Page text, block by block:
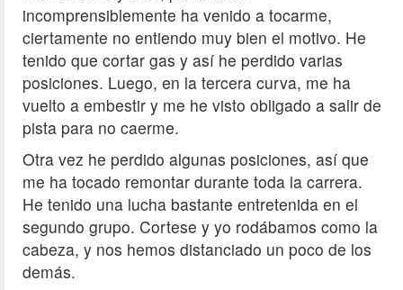
incomprensiblemente ha venido a tocarme,
ciertamente no entiendo muy bien el motivo. He
tenido que cortar gas y así he perdido varias
posiciones. Luego, en la tercera curva, me ha
vuelto a embestir y me he visto obligado a salir de
pista para no caerme.
Otra vez he perdido algunas posiciones, así que
me ha tocado remontar durante toda la carrera.
He tenido una lucha bastante entretenida en el
segundo grupo. Cortese y yo rodábamos como la
cabeza, y nos hemos distanciado un poco de los
demás.